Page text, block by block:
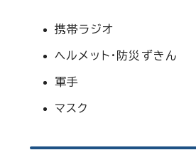
携帯ラジオ
ヘルメット・防災ずきん
軍手
マスク